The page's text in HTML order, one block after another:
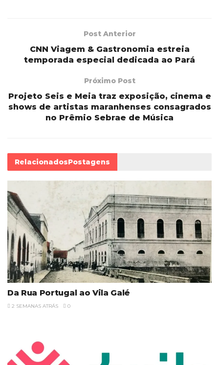
Post Anterior
CNN Viagem & Gastronomia estreia
temporada especial dedicada ao Pará
Próximo Post
Projeto Seis e Meia traz exposição, cinema e
shows de artistas maranhenses consagrados
no Prêmio Sebrae de Música
RelacionadosPostagens
Da Rua Portugal ao Vila Galé
2 SEMANAS ATRÁS 0